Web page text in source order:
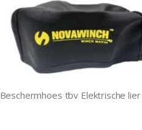
Beschermhoes tbv Elektrische lier